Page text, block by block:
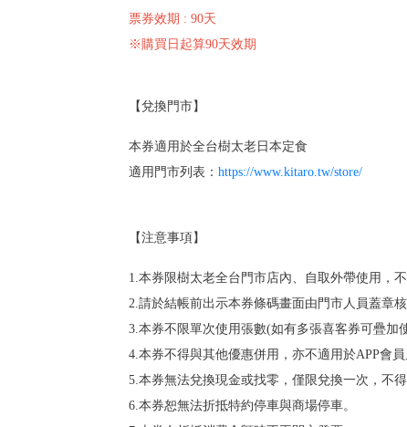
票券效期 : 90天
※購買日起算90天效期
【兌換門市】
本券適用於全台樹太老日本定食
適用門市列表： https://www.kitaro.tw/store/
【注意事項】
1.本券限樹太老全台門市店內、自取外帶使用，不
2.請於結帳前出示本券條碼畫面由門市人員蓋章
3.本券不限單次使用張數(如有多張喜客券可疊加
4.本券不得與其他優惠併用，亦不適用於APP會員
5.本券無法兌換現金或找零，僅限兌換一次，不得
6.本券恕無法折抵特約停車與商場停車。